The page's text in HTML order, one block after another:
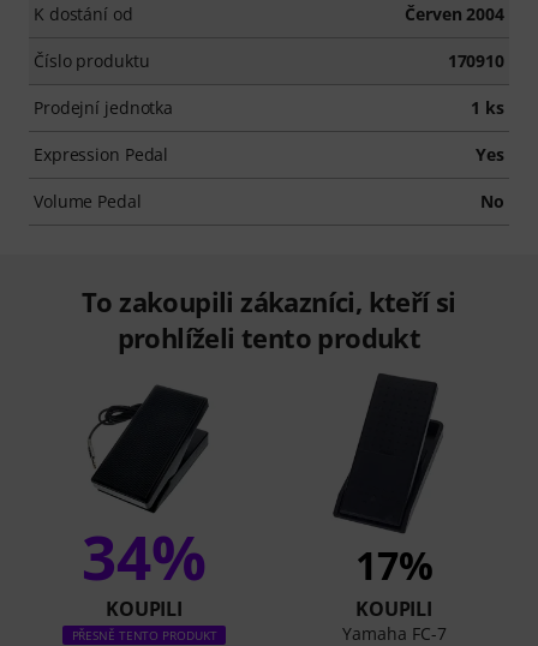
K dostání od Červen 2004
Číslo produktu 170910
Prodejní jednotka 1 ks
Expression Pedal Yes
Volume Pedal No
To zakoupili zákazníci, kteří si
prohlíželi tento produkt
34%
KOUPILI
PŘESNĚ TENTO PRODUKT
17%
KOUPILI
Yamaha FC-7